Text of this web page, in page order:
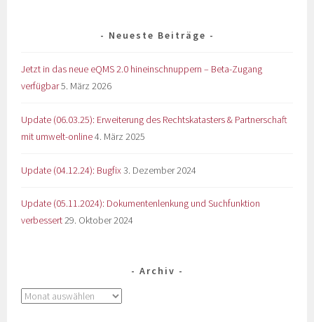
Neueste Beiträge
Jetzt in das neue eQMS 2.0 hineinschnuppern – Beta-Zugang
verfügbar5. März 2026
Update (06.03.25): Erweiterung des Rechtskatasters & Partnerschaft
mit umwelt-online4. März 2025
Update (04.12.24): Bugfix 3. Dezember 2024
Update (05.11.2024): Dokumentenlenkung und Suchfunktion
verbessert29. Oktober 2024
Archiv